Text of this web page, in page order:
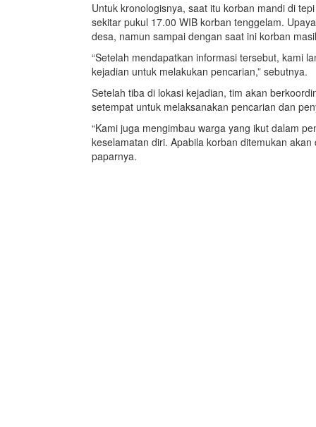
Untuk kronologisnya, saat itu korban mandi di
sekitar pukul 17.00 WIB korban tenggelam.
desa, namun sampai dengan saat ini korban
“Setelah mendapatkan informasi tersebut, kami
kejadian untuk melakukan pencarian,” sebutnya.
Setelah tiba di lokasi kejadian, tim akan
setempat untuk melaksanakan pencarian dan
“Kami juga mengimbau warga yang ikut dalam
keselamatan diri. Apabila korban ditemukan
paparnya.